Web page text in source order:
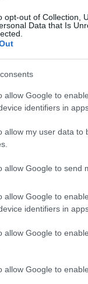
opt-out of Collection,
Data that Is
allow Google to
identifiers in
allow my user data to
allow Google to send
allow Google to
identifiers in
allow Google to
allow Google to
premise
nel modello on-
lo
al di fuori
diventato
infinito di